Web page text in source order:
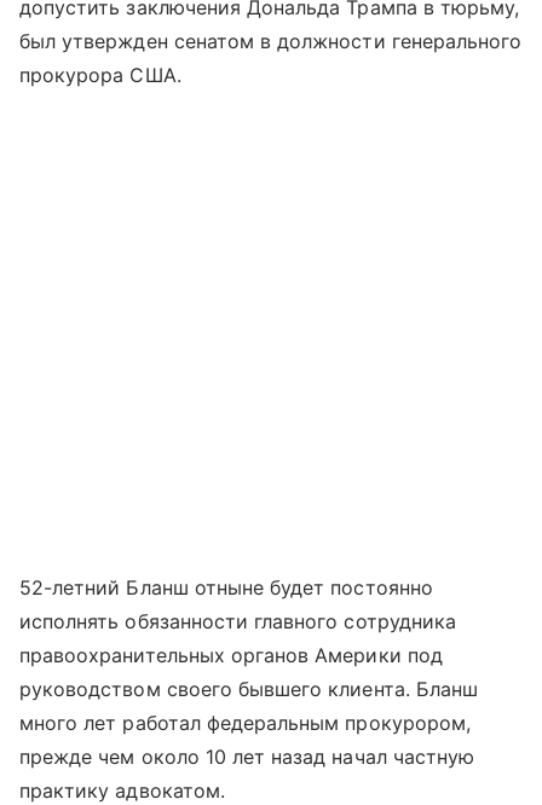
допустить заключения Дональда Трампа в тюрьму,
был утвержден сенатом в должности генерального
прокурора США.
52-летний Бланш отныне будет постоянно
исполнять обязанности главного сотрудника
правоохранительных органов Америки под
руководством своего бывшего клиента. Бланш
много лет работал федеральным прокурором,
прежде чем около 10 лет назад начал частную
практику адвокатом.